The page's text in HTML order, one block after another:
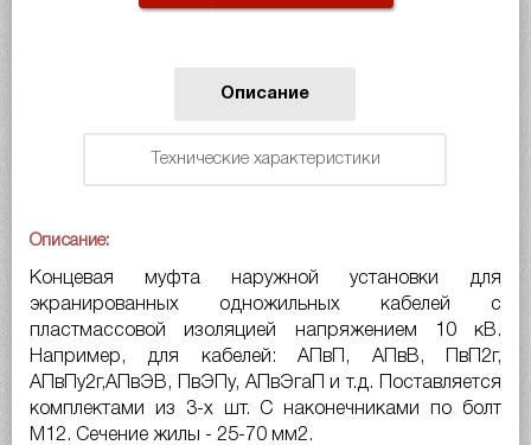
Описание
Технические характеристики
Описание:
Концевая муфта наружной установки для
экранированных одножильных кабелей с
пластмассовой изоляцией напряжением 10 кВ.
Например, для кабелей: АПвП, АПвВ, ПвП2г,
АПвПу2г,АПвЭВ, ПвЭПу, АПвЭгаП и т.д. Поставляется
комплектами из 3-х шт. С наконечниками по болт
М12. Сечение жилы - 25-70 мм2 .